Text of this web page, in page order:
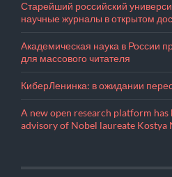
Старейший российский
научные журналы в открытом
Академическая наука в России
для массового читателя
КиберЛенинка: в ожидании
A new open research platform
advisory of Nobel laureate Kostya